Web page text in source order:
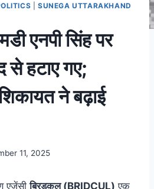
|SUNEGA UTTARAKHAND
एनपी सिंह पर
से हटाए गए;
ने बढ़ाई
11, 2025
एजेंसीब्रिडकुल (BRIDCUL) एक